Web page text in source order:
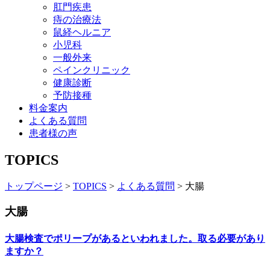
肛門疾患
痔の治療法
鼠経ヘルニア
小児科
一般外来
ペインクリニック
健康診断
予防接種
料金案内
よくある質問
患者様の声
TOPICS
トップページ > TOPICS > よくある質問 > 大腸
大腸
大腸検査でポリープがあるといわれました。取る必要があり
ますか？